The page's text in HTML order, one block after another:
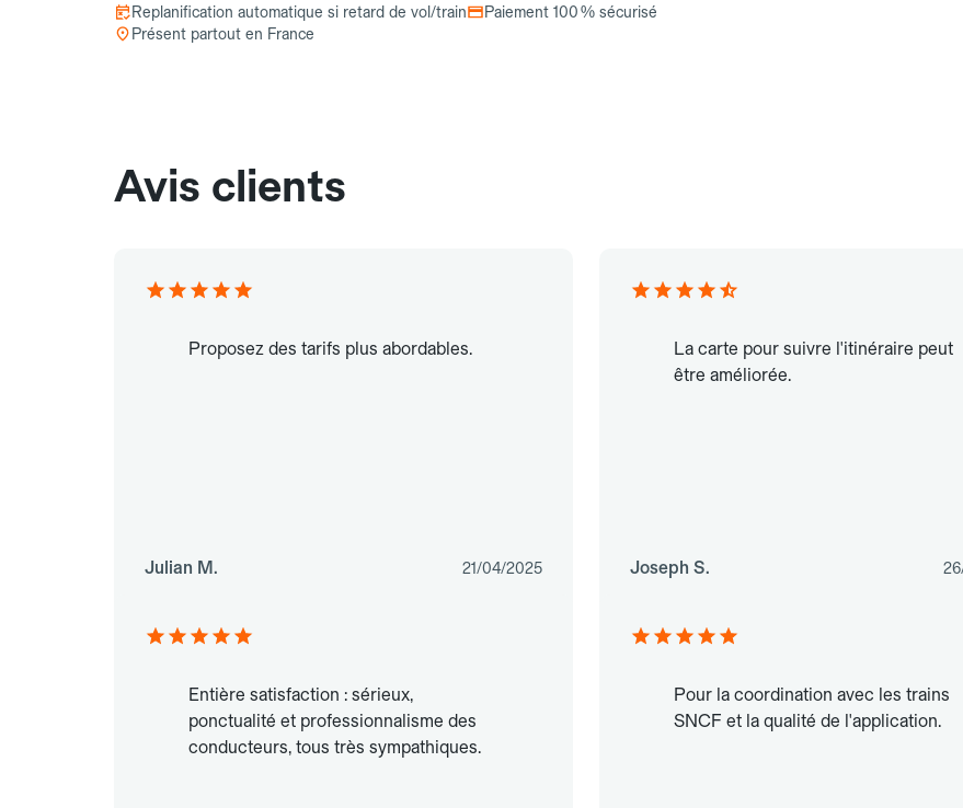
Replanification automatique si retard de vol/train
Paiement 100 % sécurisé
Présent partout en France
Avis clients
Proposez des tarifs plus abordables.
Julian M. 21/04/2025
La carte pour suivre l'itinéraire peut
être améliorée.
Joseph S.
Entière satisfaction : sérieux,
ponctualité et professionnalisme des
conducteurs, tous très sympathiques.
Pour la coordination avec les trains
SNCF et la qualité de l'application.